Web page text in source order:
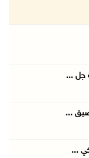
جل ...
...
...